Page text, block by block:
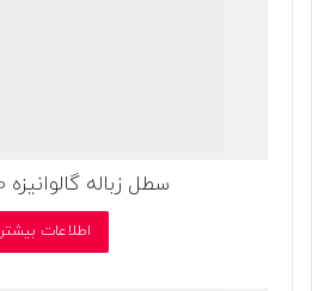
سطل زباله گالوانیزه 240 لیتری
اطلاعات بیشتر